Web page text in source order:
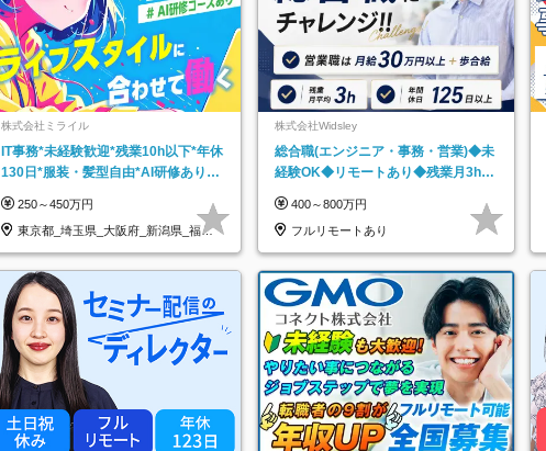
株式会社ミライル
IT事務*未経験歓迎*残業10h以下*年休
130日*服装・髪型自由*AI研修あり*
250～450万円
東京都_埼玉県_大阪府_新潟県_福岡
県
株式会社Widsley
総合職(エンジニア・事務・営業)◆未
経験OK◆リモートあり◆残業月3h◆
400～800万円
フルリモートあり